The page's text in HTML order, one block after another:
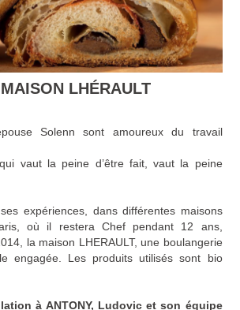
LHÉRAULT
Solenn sont amoureux du travail
vaut la peine d’être fait, vaut la peine
expériences, dans différentes maisons
où il restera Chef pendant 12 ans,
la maison LHERAULT, une boulangerie
engagée. Les produits utilisés sont bio
à ANTONY, Ludovic et son équipe